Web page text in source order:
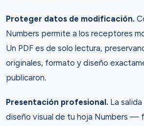
Proteger datos de modificación.
Numbers permite a los receptores
Un PDF es de solo lectura,
originales, formato y diseño
publicaron.
Presentación profesional. La
diseño visual de tu hoja Numbers —